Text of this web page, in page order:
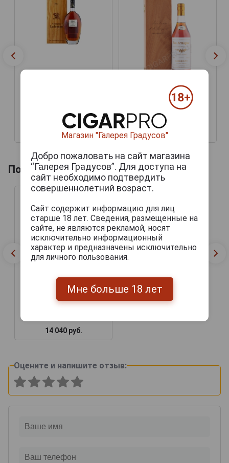
19 843 руб.
Baron G Legrand 1986
years Арманьяк Барон Г
Легран 1986г 0.7л в
деревянной упаковке
41 183 руб.
Похожие напитки по году производства
Baron G Legrand 1986
years Арманьяк Барон Г
14 040 руб.
Оцените и напишите отзыв:
Магазин "Галерея Градусов"
Добро пожаловать на сайт магазина
“Галерея Градусов”. Для доступа на
сайт необходимо подтвердить
совершеннолетний возраст.
Сайт содержит информацию для лиц
старше 18 лет. Сведения, размещенные на
сайте, не являются рекламой, носят
исключительно информационный
характер и предназначены исключительно
для личного пользования.
Мне больше 18 лет